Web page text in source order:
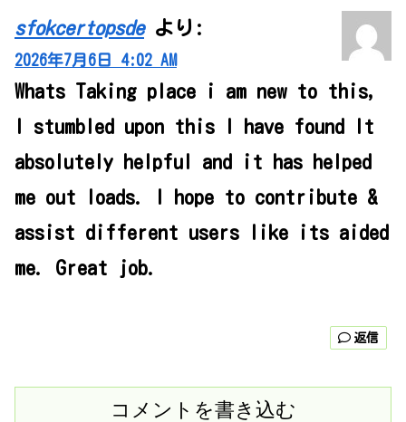
sfokcertopsde より:
2026年7月6日 4:02 AM
Whats Taking place i am new to this,
I stumbled upon this I have found It
absolutely helpful and it has helped
me out loads. I hope to contribute &
assist different users like its aided
me. Great job.
返信
コメントを書き込む